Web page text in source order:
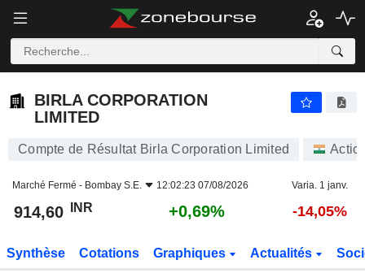
BIRLA CORPORATION
LIMITED
Compte de Résultat Birla Corporation Limited
Marché Fermé - Bombay S.E. 12:02:23 07/08/2026 Varia. 1 janv.
914,60 INR +0,69% -14,05%
Synthèse Cotations Graphiques Actualités